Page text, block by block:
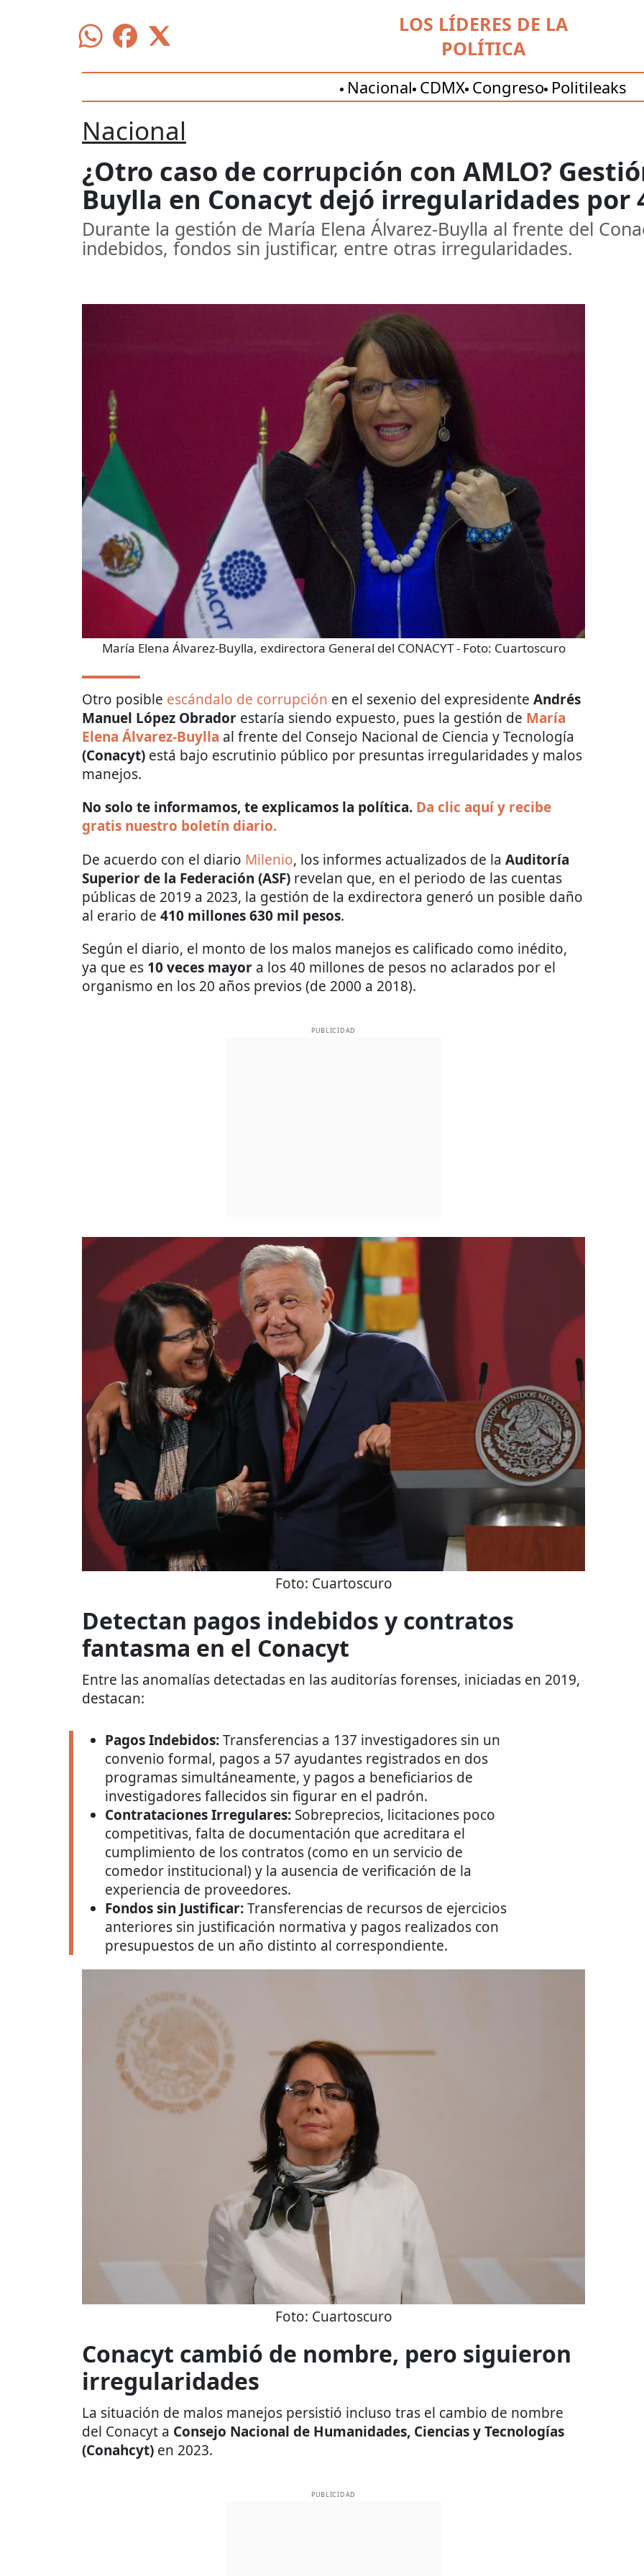
LOS LÍDERES DE LA
POLÍTICA
Nacional CDMX Congreso Politileaks
Nacional
¿Otro caso de corrupción con AMLO?
Buylla en Conacyt dejó irregularidades por
Durante la gestión de María Elena Álvarez-Buylla al frente del
indebidos, fondos sin justificar, entre otras irregularidades.
María Elena Álvarez-Buylla, exdirectora General del CONACYT- Foto: Cuartoscuro
Otro posible escándalo de corrupción en el sexenio del expresidente Andrés
Manuel López Obrador estaría siendo expuesto, pues la gestión de María
Elena Álvarez-Buylla al frente del Consejo Nacional de Ciencia y Tecnología
(Conacyt) está bajo escrutinio público por presuntas irregularidades y malos
manejos.
No solo te informamos, te explicamos la política. Da clic aquí y recibe
gratis nuestro boletín diario.
De acuerdo con el diario Milenio, los informes actualizados de la Auditoría
Superior de la Federación (ASF) revelan que, en el periodo de las cuentas
públicas de 2019 a 2023, la gestión de la exdirectora generó un posible daño
al erario de 410 millones 630 mil pesos.
Según el diario, el monto de los malos manejos es calificado como inédito,
ya que es 10 veces mayor a los 40 millones de pesos no aclarados por el
organismo en los 20 años previos (de 2000 a 2018).
PUBLICIDAD
Foto: Cuartoscuro
Detectan pagos indebidos y contratos
fantasma en el Conacyt
Entre las anomalías detectadas en las auditorías forenses, iniciadas en 2019,
destacan:
Pagos Indebidos:Transferencias a 137 investigadores sin un
convenio formal, pagos a 57 ayudantes registrados en dos
programas simultáneamente, y pagos a beneficiarios de
investigadores fallecidos sin figurar en el padrón.
Contrataciones Irregulares: Sobreprecios, licitaciones poco
competitivas, falta de documentación que acreditara el
cumplimiento de los contratos (como en un servicio de
comedor institucional) y la ausencia de verificación de la
experiencia de proveedores.
Fondos sin Justificar:Transferencias de recursos de ejercicios
anteriores sin justificación normativa y pagos realizados con
presupuestos de un año distinto al correspondiente.
Foto: Cuartoscuro
Conacyt cambió de nombre, pero siguieron
irregularidades
La situación de malos manejos persistió incluso tras el cambio de nombre
del Conacyt a Consejo Nacional de Humanidades, Ciencias y Tecnologías
(Conahcyt) en 2023.
PUBLICIDAD